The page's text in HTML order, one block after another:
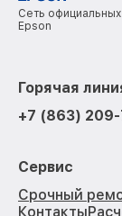
Сеть
Epson
Горячая
+7 (863)
Сервис
Срочный
Контакты